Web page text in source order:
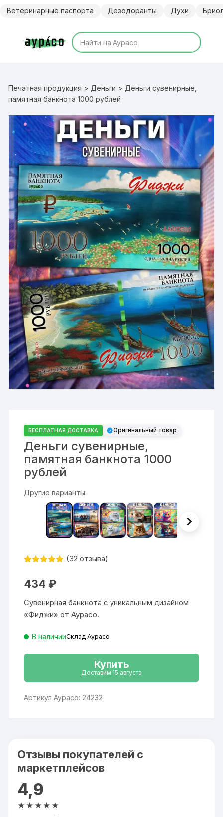
Ветеринарные паспорта Дезодоранты Духи
Печатная продукция > Деньги > Деньги сувенирные,
памятная банкнота 1000 рублей
БЕСПЛАТНАЯ ДОСТАВКА Оригинальный товар
Деньги сувенирные,
памятная банкнота 1000
рублей
Другие варианты:
на основе
пользовател
ей
(32 отзыва)
434 ₽
Сувенирная банкнота с уникальным дизайном
«Фиджи» от Аурасо.
В наличииСклад Аурасо
Купить
Доставим 15 августа
Артикул Аурасо: 24232
Отзывы покупателей с
маркетплейсов
4,9
★★★★★